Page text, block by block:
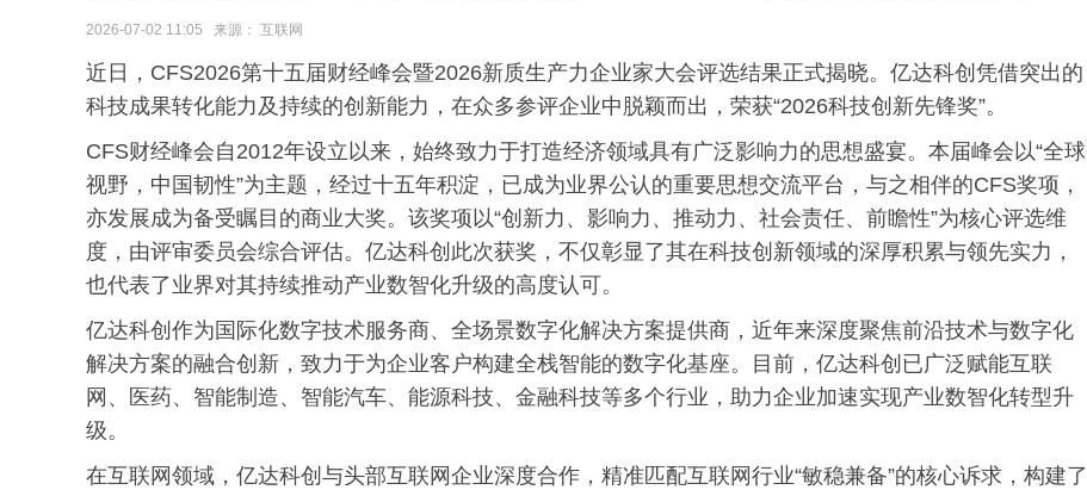
2026-07-02 11:05 来源： 互联网
近日，CFS2026第十五届财经峰会暨2026新质生产力企业家大会评选结果正式揭晓。亿达科创凭借突出的
科技成果转化能力及持续的创新能力，在众多参评企业中脱颖而出，荣获“2026科技创新先锋奖”。
CFS财经峰会自2012年设立以来，始终致力于打造经济领域具有广泛影响力的思想盛宴。本届峰会以“全球
视野，中国韧性”为主题，经过十五年积淀，已成为业界公认的重要思想交流平台，与之相伴的CFS奖项，
亦发展成为备受瞩目的商业大奖。该奖项以“创新力、影响力、推动力、社会责任、前瞻性”为核心评选维
度，由评审委员会综合评估。亿达科创此次获奖，不仅彰显了其在科技创新领域的深厚积累与领先实力，
也代表了业界对其持续推动产业数智化升级的高度认可。
亿达科创作为国际化数字技术服务商、全场景数字化解决方案提供商，近年来深度聚焦前沿技术与数字化
解决方案的融合创新，致力于为企业客户构建全栈智能的数字化基座。目前，亿达科创已广泛赋能互联
网、医药、智能制造、智能汽车、能源科技、金融科技等多个行业，助力企业加速实现产业数智化转型升
级。
在互联网领域，亿达科创与头部互联网企业深度合作，精准匹配互联网行业“敏稳兼备”的核心诉求，构建了